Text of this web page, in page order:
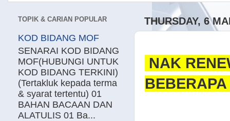
THURSDAY, 6
NAK
TOPIK & CARIAN POPULAR
KOD BIDANG MOF
SENARAI KOD BIDANG
MOF(HUBUNGI UNTUK
KOD BIDANG TERKINI)
(Tertakluk kepada terma
& syarat tertentu) 01
BAHAN BACAAN DAN
ALATULIS 01 Ba...